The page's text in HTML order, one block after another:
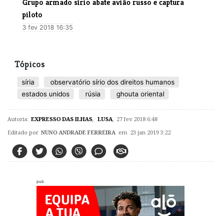
piloto
3 fev 2018 16:35
Tópicos
síria
observatório sírio dos direitos humanos
estados unidos
rúsia ghouta oriental
Autoria: EXPRESSO DAS ILHAS LUSA 27 fev 2018 6:48
Editado por NUNO ANDRADE FERREIRA em 23 jan 2019 3:22
pub